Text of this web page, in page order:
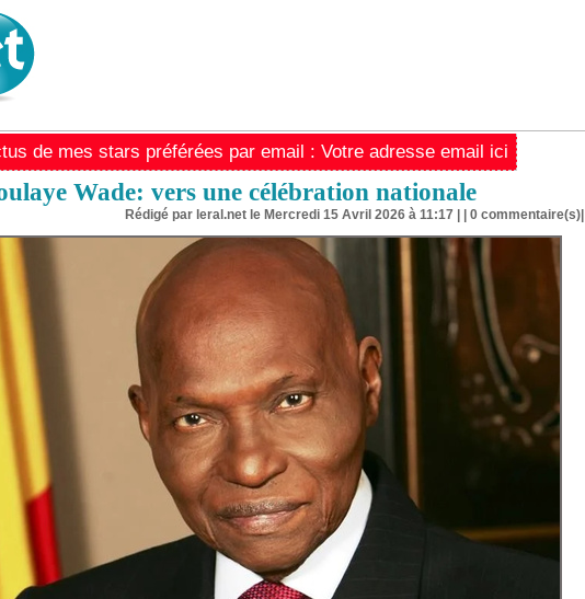
de mes stars préférées par email : Votre adresse email ici
Wade: vers une célébration nationale
Rédigé par leral.net le Mercredi 15 Avril 2026 à 11:17 | | 0 commentaire(s)|